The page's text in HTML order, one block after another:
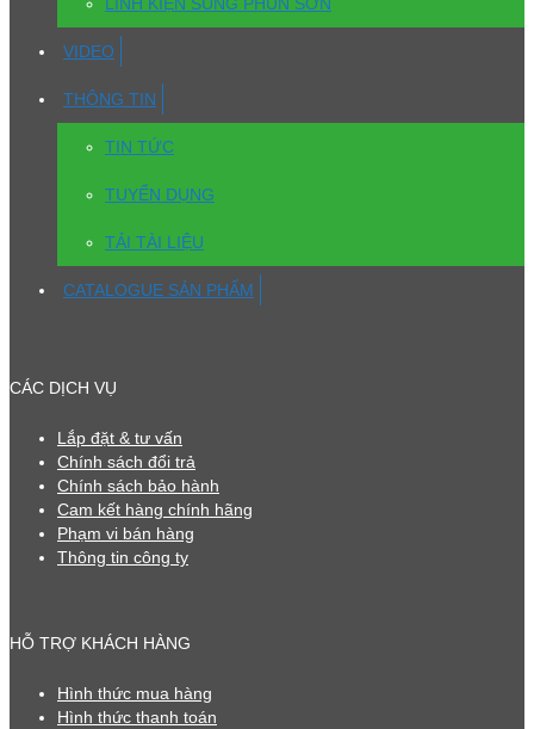
LINH KIỆN SÚNG PHUN SƠN
VIDEO
THÔNG TIN
TIN TỨC
TUYỂN DỤNG
TẢI TÀI LIỆU
CATALOGUE SẢN PHẨM
CÁC DỊCH VỤ
Lắp đặt & tư vấn
Chính sách đổi trả
Chính sách bảo hành
Cam kết hàng chính hãng
Phạm vi bán hàng
Thông tin công ty
HỖ TRỢ KHÁCH HÀNG
Hình thức mua hàng
Hình thức thanh toán